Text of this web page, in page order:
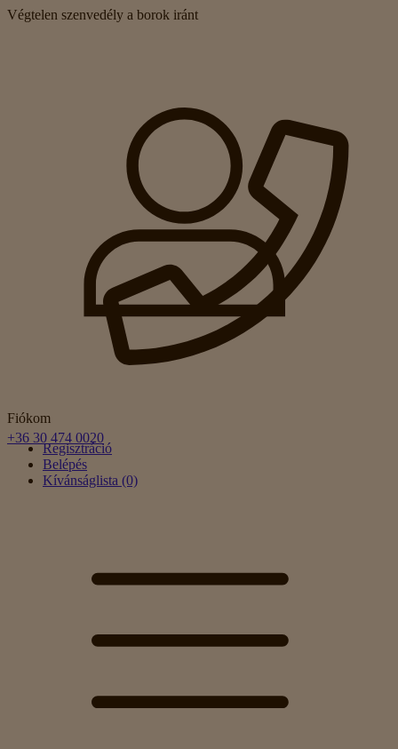
Végtelen szenvedély a borok iránt
Fiókom
Regisztráció
Belépés
Kívánságlista (0)
+36 30 474 0020